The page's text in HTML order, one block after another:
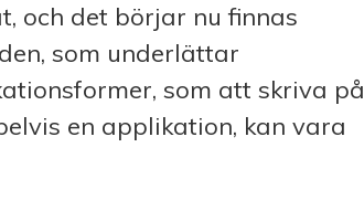
och det börjar nu finnas
som underlättar
som att skriva på
en applikation, kan vara